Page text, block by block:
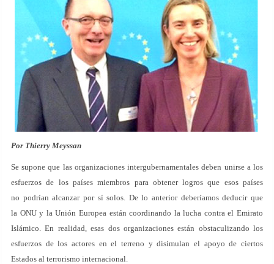
Por Thierry Meyssan
Se supone que las organizaciones intergubernamentales deben unirse a los
esfuerzos de los países miembros para obtener logros que esos países
no podrían alcanzar por sí solos. De lo anterior deberíamos deducir que
la ONU y la Unión Europea están coordinando la lucha contra el Emirato
Islámico. En realidad, esas dos organizaciones están obstaculizando los
esfuerzos de los actores en el terreno y disimulan el apoyo de ciertos
Estados al terrorismo internacional.